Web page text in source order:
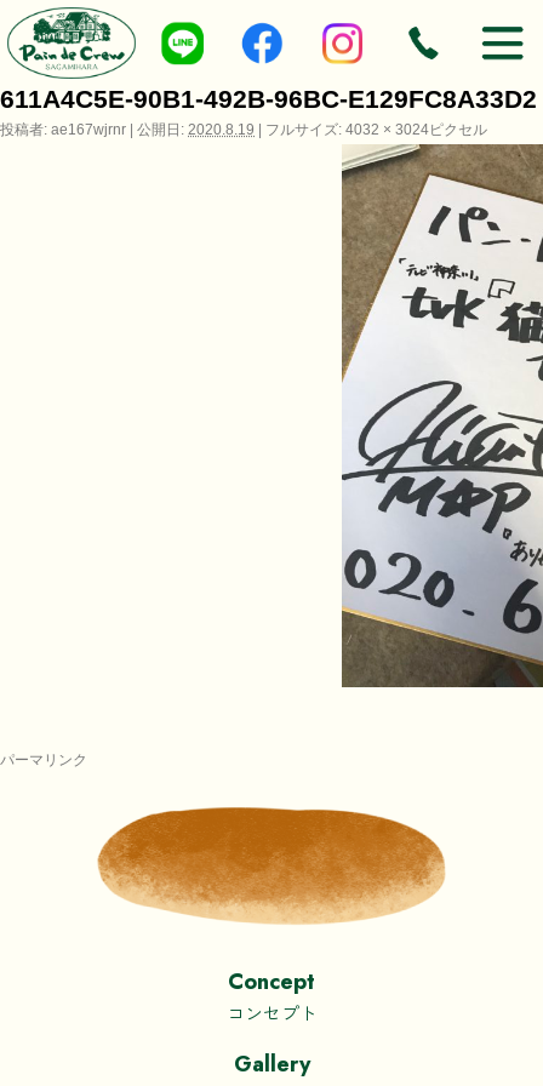
テレ
611A4C5E-90B1-492B-96BC-E129FC8A33D2
投稿者: ae167wjrnr 公開日: 2020.8.19 フルサイズ: 4032 × 3024ピクセル
パーマリンク
Concept
コンセプト
Gallery